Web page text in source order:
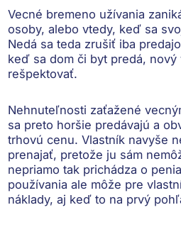
Vecné bremeno užívania
osoby, alebo vtedy, keď sa
Nedá sa teda zrušiť iba
keď sa dom či byt predá,
rešpektovať.
Nehnuteľnosti zaťažené
sa preto horšie predávajú a
trhovú cenu. Vlastník navyše
prenajať, pretože ju sám
nepriamo tak prichádza o
používania ale môže pre
náklady, aj keď to na prvý